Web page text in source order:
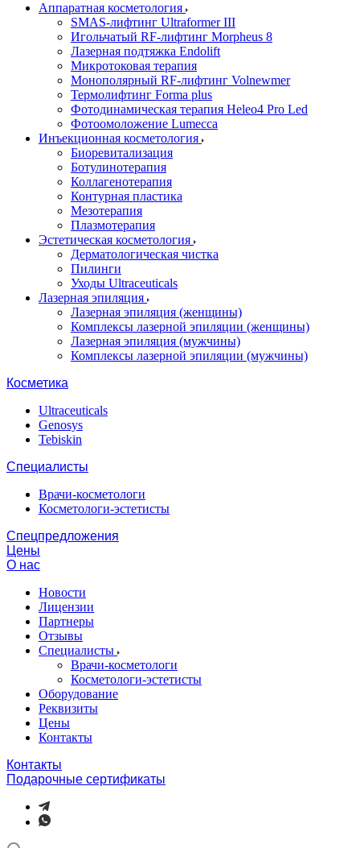
Аппаратная косметология
SMAS-лифтинг Ultraformer III
Игольчатый RF-лифтинг Morpheus 8
Лазерная подтяжка Endolift
Микротоковая терапия
Монополярный RF-лифтинг Volnewmer
Термолифтинг Forma plus
Фотодинамическая терапия Heleo4 Pro Led
Фотоомоложение Lumecca
Инъекционная косметология
Биоревитализация
Ботулинотерапия
Коллагенотерапия
Контурная пластика
Мезотерапия
Плазмотерапия
Эстетическая косметология
Дерматологическая чистка
Пилинги
Уходы Ultraceuticals
Лазерная эпиляция
Лазерная эпиляция (женщины)
Комплексы лазерной эпиляции (женщины)
Лазерная эпиляция (мужчины)
Комплексы лазерной эпиляции (мужчины)
Косметика
Ultraceuticals
Genosys
Tebiskin
Специалисты
Врачи-косметологи
Косметологи-эстетисты
Спецпредложения
Цены
О нас
Новости
Лицензии
Партнеры
Отзывы
Специалисты
Врачи-косметологи
Косметологи-эстетисты
Оборудование
Реквизиты
Цены
Контакты
Контакты
Подарочные сертификаты